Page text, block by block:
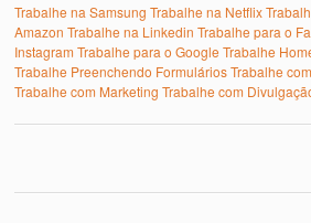
Trabalhe na Samsung Trabalhe na Netflix
Amazon Trabalhe na Linkedin Trabalhe para o
Instagram Trabalhe para o Google Trabalhe
Trabalhe Preenchendo FormuláriosTrabalhe
Trabalhe com Marketing Trabalhe com